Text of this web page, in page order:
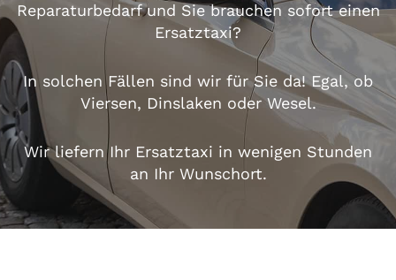
Reparaturbedarf und Sie brauchen sofort einen
Ersatztaxi?
In solchen Fällen sind wir für Sie da! Egal, ob
Viersen, Dinslaken oderWesel.
Wir liefern Ihr Ersatztaxi in wenigen Stunden
an Ihr Wunschort.